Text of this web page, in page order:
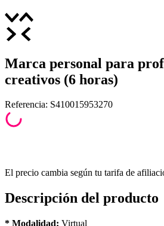
Marca personal para
creativos (6 horas)
Referencia: S410015953270
El precio cambia según tu tarifa de
Descripción del producto
* Modalidad: Virtual